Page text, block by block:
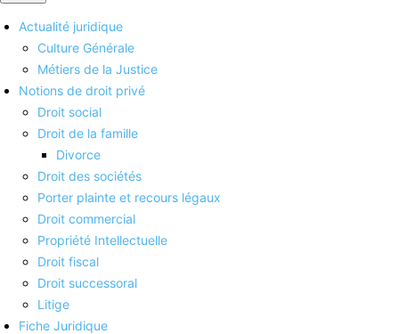
Savoirs juridiques
Actualité juridique
Culture Générale
Métiers de la Justice
Notions de droit privé
Droit social
Droit de la famille
Divorce
Droit des sociétés
Porter plainte et recours légaux
Droit commercial
Propriété Intellectuelle
Droit fiscal
Droit successoral
Litige
Fiche Juridique